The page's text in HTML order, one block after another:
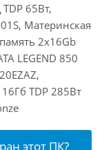
65Вт,
Материнская
2x16Gb
LEGEND 850
TDP 285Вт
этот ПК?